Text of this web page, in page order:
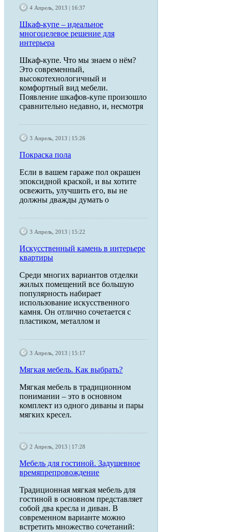
4 Апрель, 2013 | 16:37
Шкаф-купе – идеальное
многоцелевое решение для
интерьера
Шкаф-купе. Что мы знаем о нём?
Это современный,
высокотехнологичный и
комфортный вид мебели.
Появление шкафов-купе произошло
сравнительно недавно, и, несмотря
3 Апрель, 2013 | 15:26
Покраска пола
Если в вашем гараже пол окрашен
эпоксидной краской, и вы хотите
освежить, улучшить его, вы не
должны дважды думать о
3 Апрель, 2013 | 15:22
Искусственный камень в интерьере
квартиры
Среди многих вариантов отделки
жилых помещений все большую
популярность набирает
использование искусственного
камня. Он отлично сочетается с
пластиком, металлом и
3 Апрель, 2013 | 15:17
Мягкая мебель. Как выбрать?
Мягкая мебель в традиционном
понимании – это в основном
комплект из одного диваны и пары
мягких кресел.
2 Апрель, 2013 | 17:28
Мебель для гостиной. Задушевное
времяпрепровождение
Традиционная мягкая мебель для
гостиной в основном представляет
собой два кресла и диван. В
современном варианте можно
встретить множество сочетаний: